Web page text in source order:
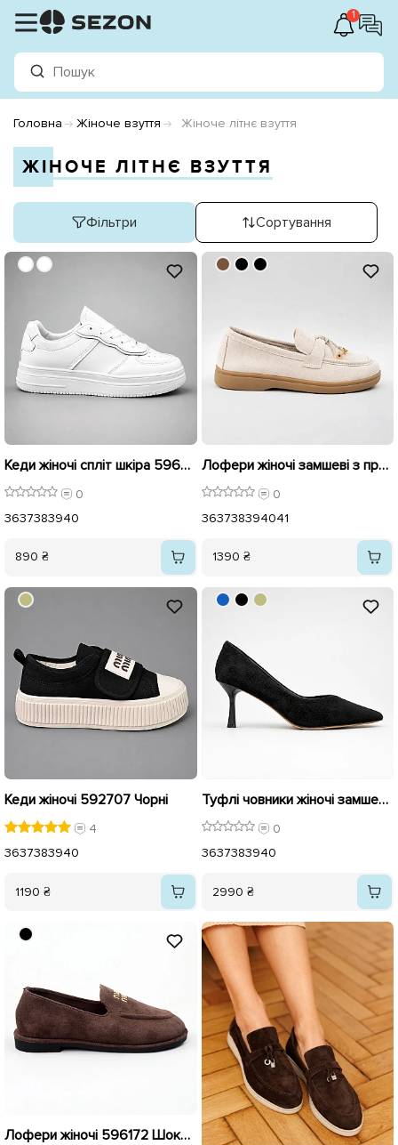
1
Головна Жіноче взуття Жіноче літнє взуття
ЖІНОЧЕ ЛІТНЄ ВЗУТТЯ
Фільтри Сортування
Кеди жіночі спліт шкіра 596536 Білі
0
3637383940
890 ₴
Лофери жіночі замшеві з прикрасами 595991 Бежеві
0
363738394041
1390 ₴
Кеди жіночі 592707 Чорні
4
3637383940
1190 ₴
Туфлі човники жіночі замшеві 596290 Чорні
0
3637383940
2990 ₴
Лофери жіночі 596172 Шоколад